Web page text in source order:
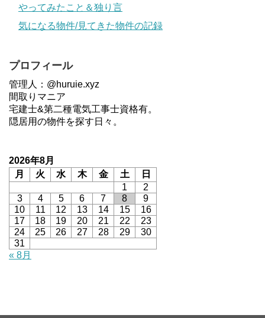
やってみたこと＆独り言
気になる物件/見てきた物件の記録
プロフィール
管理人：@huruie.xyz
間取りマニア
宅建士&第二種電気工事士資格有。
隠居用の物件を探す日々。
2026年8月
月
火 水 木 金 土
日
1
2
3
4 5 6 7 8
9
10
11 12 13 14 15
16
17
18 19 20 21 22
23
24
25 26 27 28 29
30
31
« 8月